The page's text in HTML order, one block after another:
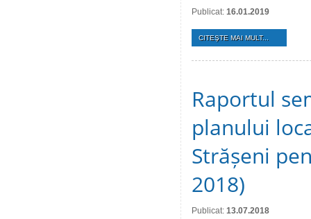
Publicat: 16.01.2019
CITEŞTE MAI MULT...
Raportul
planului
Strășeni
2018)
Publicat: 13.07.2018